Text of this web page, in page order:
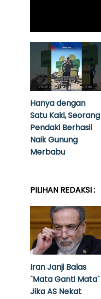
Hanya dengan
Satu Kaki, Seorang
Pendaki Berhasil
Naik Gunung
Merbabu
PILIHAN REDAKSI :
Iran Janji Balas
`Mata Ganti Mata`
Jika AS Nekat